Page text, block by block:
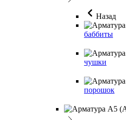
Назад
баббиты
чушки
порошок